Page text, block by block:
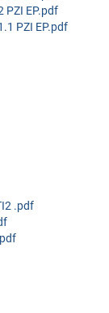
PZI EP.pdf
PZI EP.pdf
.pdf